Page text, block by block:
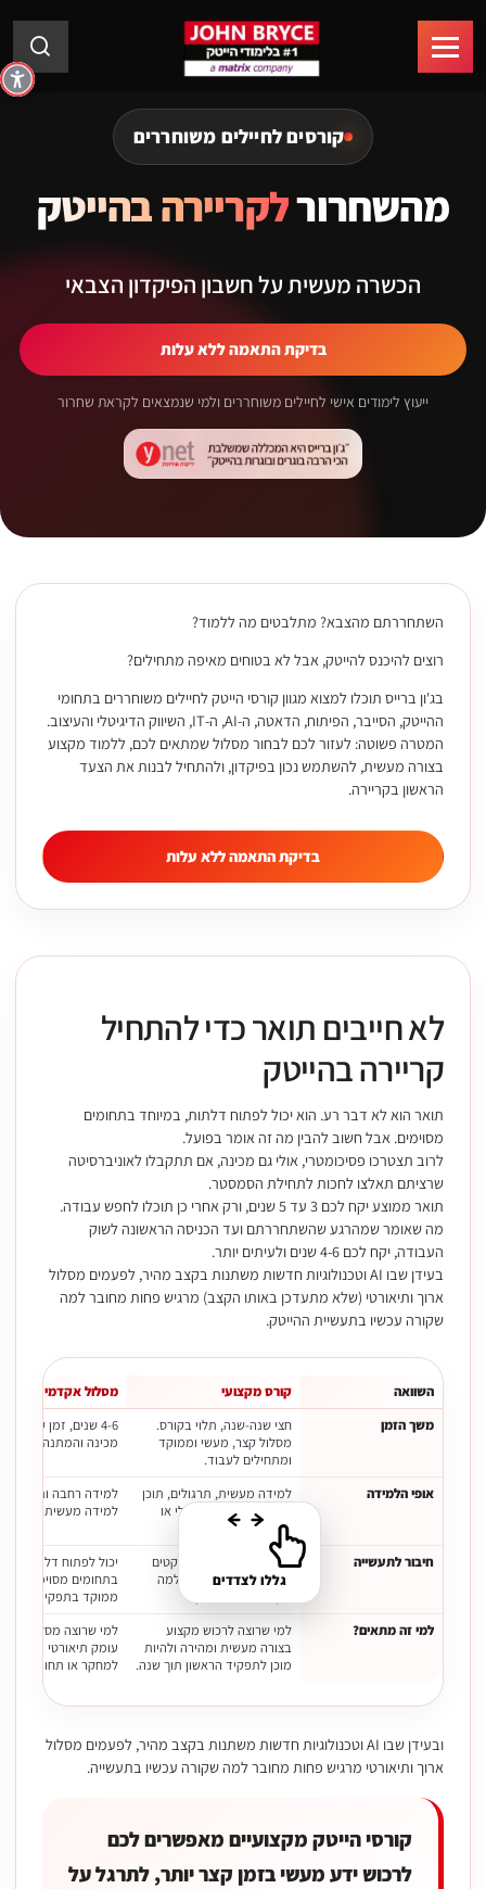
קורסים לחיילים משוחררים
מהשחרורלקריירה בהייטק
הכשרה מעשית על חשבון הפיקדון הצבאי
בדיקת התאמה ללא עלות
ייעוץ לימודים אישי לחיילים משוחררים ולמי שנמצאים לקראת שחרור
השתחררתם מהצבא? מתלבטים מה ללמוד?
רוצים להיכנס להייטק, אבל לא בטוחים מאיפה מתחילים?
בג'ון ברייס תוכלו למצוא מגוון קורסי הייטק לחיילים משוחררים בתחומי
ההייטק, הסייבר, הפיתוח, הדאטה, ה-AI, ה-IT, השיווק הדיגיטלי והעיצוב.
המטרה פשוטה: לעזור לכם לבחור מסלול שמתאים לכם, ללמוד מקצוע
בצורה מעשית, להשתמש נכון בפיקדון, ולהתחיל לבנות את הצעד
הראשון בקריירה.
בדיקת התאמה ללא עלות
לא חייבים תואר כדי להתחיל
קריירה בהייטק
תואר הוא לא דבר רע. הוא יכול לפתוח דלתות, במיוחד בתחומים
מסוימים. אבל חשוב להבין מה זה אומר בפועל.
לרוב תצטרכו פסיכומטרי, אולי גם מכינה, אם תתקבלו לאוניברסיטה
שרציתם תאלצו לחכות לתחילת הסמסטר.
תואר ממוצע יקח לכם 3 עד 5 שנים, ורק אחרי כן תוכלו לחפש עבודה.
מה שאומר שמהרגע שהשתחררתם ועד הכניסה הראשונה לשוק
העבודה, יקח לכם 4-6 שנים ולעיתים יותר.
בעידן שבו AI וטכנולוגיות חדשות משתנות בקצב מהיר, לפעמים מסלול
ארוך ותיאורטי (שלא מתעדכן באותו הקצב) מרגיש פחות מחובר למה
שקורה עכשיו בתעשיית ההייטק.
השוואה קורס מקצועי
מסלול אקדמי
משך הזמן
חצי שנה-שנה, תלוי בקורס.
מסלול קצר, מעשי וממוקד
ומתחילים לעבוד.
4-6 שנים, זמן שכולל
מכינה והמתנה
אופי הלמידה
למידה מעשית, תרגולים, תוכן
עדכני כולל AI. פרונטלי או
אונליין.
למידה רחבה
למידה מעשית. לרוב
חיבור לתעשייה
התמקדות בכלים, פרויקטים
ומיומנויות שמחוברות למה
יכול לפתוח דלתות,
בתחומים מסוימים,
ממוקד בתפקיד
למי זה מתאים?
למי שרוצה לרכוש מקצוע
בצורה מעשית ומהירה ולהיות
מוכן לתפקיד הראשון תוך שנה.
למי שרוצה מסלול
עומק תיאורטי
למחקר או תחומים
גללו לצדדים
ובעידן שבו AI וטכנולוגיות חדשות משתנות בקצב מהיר, לפעמים מסלול
ארוך ותיאורטי מרגיש פחות מחובר למה שקורה עכשיו בתעשייה.
קורסי הייטק מקצועיים מאפשרים לכם
לרכוש ידע מעשי בזמן קצר יותר, לתרגל על